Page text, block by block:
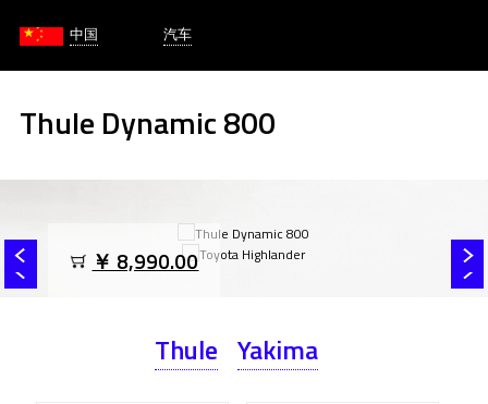
中国 汽车
Thule Dynamic 800
￥ 8,990.00
Thule Yakima